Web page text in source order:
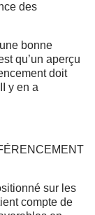
des
bonne
qu’un aperçu
doit
y en a
sur les
compte de